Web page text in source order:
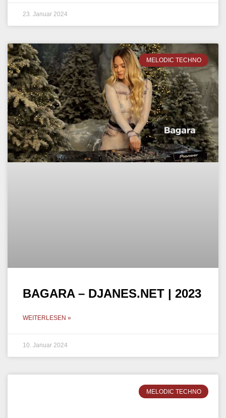
23. Januar 2024
MELODIC TECHNO
BAGARA – DJANES.NET | 2023
WEITERLESEN »
10. Januar 2024
MELODIC TECHNO